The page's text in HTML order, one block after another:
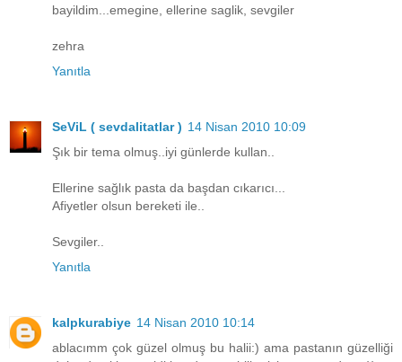
bayildim...emegine, ellerine saglik, sevgiler
zehra
Yanıtla
SeViL ( sevdalitatlar ) 14 Nisan 2010 10:09
Şık bir tema olmuş..iyi günlerde kullan..
Ellerine sağlık pasta da başdan cıkarıcı...
Afiyetler olsun bereketi ile..
Sevgiler..
Yanıtla
kalpkurabiye 14 Nisan 2010 10:14
ablacımm çok güzel olmuş bu halii:) ama pastanın güzelliği